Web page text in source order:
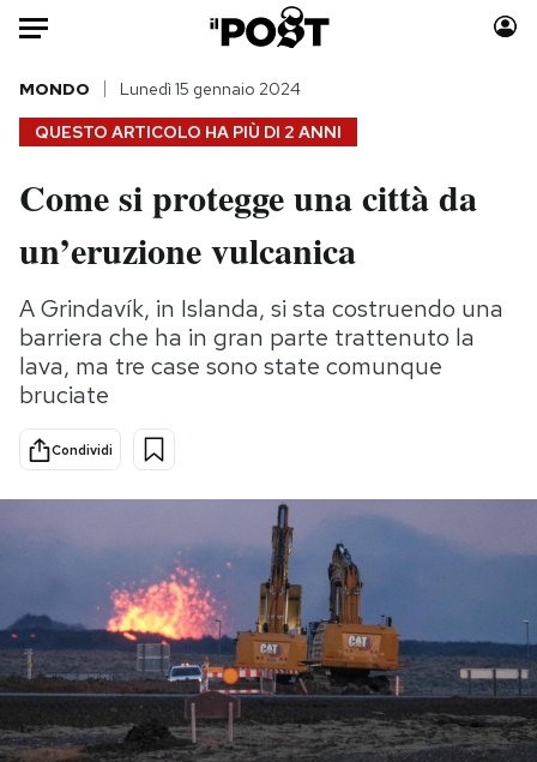
Auto
HOME
Italia
Politica
Tecnologia
Internet
Scienza
Cultura
Economia
Moda
Consumismi
Storie/Idee
Ok Boomer!
Media
PODCAST
NEWSLETTER
I MIEI PREFERITI
QUESTO ARTICOLO HA PIÙ DI 2 ANNI
MONDO Lunedì 15 gennaio 2024
Come si protegge una città da
un’eruzione vulcanica
A Grindavík, in Islanda, si sta costruendo una
barriera che ha in gran parte trattenuto la
lava, ma tre case sono state comunque
bruciate
Condividi